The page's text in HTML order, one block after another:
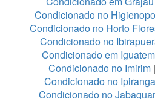
Condicionado no
Condicionado no Horto
Condicionado no
Condicionado em
Condicionado no Imirim |
Condicionado no Ipiranga
Condicionado no